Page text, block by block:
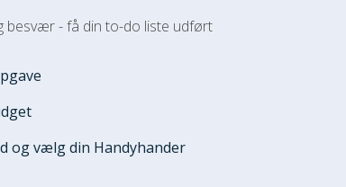
besvær - få din to-do liste udført
og vælg din Handyhander